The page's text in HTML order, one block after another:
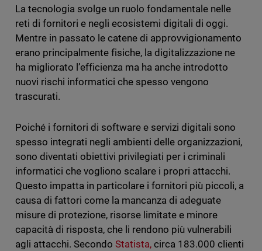
La tecnologia svolge un ruolo fondamentale nelle
reti di fornitori e negli ecosistemi digitali di oggi.
Mentre in passato le catene di approvvigionamento
erano principalmente fisiche, la digitalizzazione ne
ha migliorato l’efficienza ma ha anche introdotto
nuovi rischi informatici che spesso vengono
trascurati.
Poiché i fornitori di software e servizi digitali sono
spesso integrati negli ambienti delle organizzazioni,
sono diventati obiettivi privilegiati per i criminali
informatici che vogliono scalare i propri attacchi.
Questo impatta in particolare i fornitori più piccoli, a
causa di fattori come la mancanza di adeguate
misure di protezione, risorse limitate e minore
capacità di risposta, che li rendono più vulnerabili
agli attacchi. Secondo Statista,circa 183.000 clienti